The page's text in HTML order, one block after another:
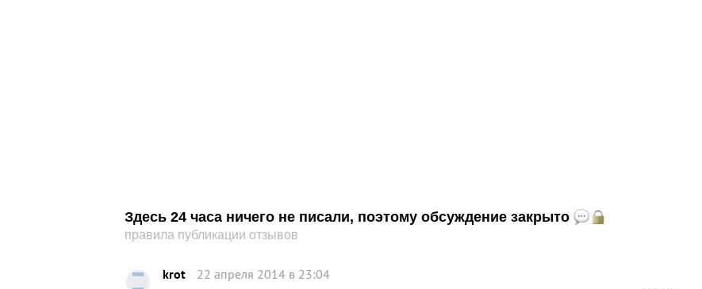
Здесь 24 часа ничего не писали, поэтому обсуждение закрыто
правила публикации отзывов
krot 22 апреля 2014 в 23:04